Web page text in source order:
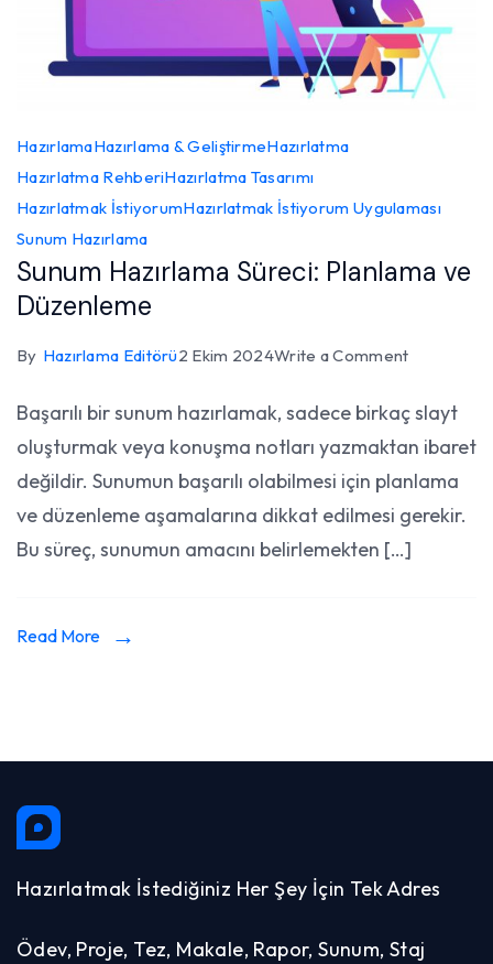
HazırlamaHazırlama & GeliştirmeHazırlatma
Hazırlatma RehberiHazırlatma Tasarımı
Hazırlatmak İstiyorumHazırlatmak İstiyorum Uygulaması
Sunum Hazırlama
Sunum Hazırlama Süreci: Planlama ve
Düzenleme
By Hazırlama Editörü2 Ekim 2024Write a Commenton
Hazırlama
Süreci:
Planlama
ve
Başarılı bir sunum hazırlamak, sadece birkaç slayt
oluşturmak veya konuşma notları yazmaktan ibaret
değildir. Sunumun başarılı olabilmesi için planlama
ve düzenleme aşamalarına dikkat edilmesi gerekir.
Bu süreç, sunumun amacını belirlemekten […]
Read More
Hazırlatmak İstediğiniz Her Şey İçin Tek Adres
Ödev, Proje, Tez, Makale, Rapor, Sunum, Staj